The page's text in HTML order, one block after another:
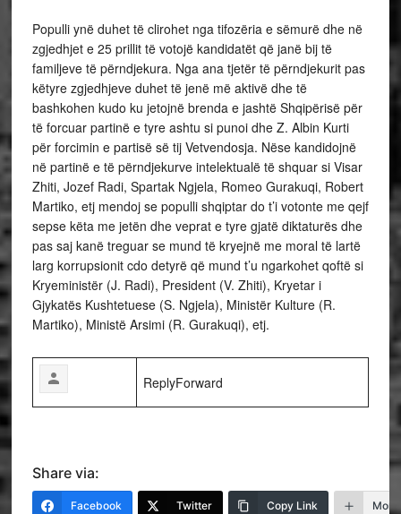
Populli ynë duhet të clirohet nga tifozëria e sëmurë dhe në
zgjedhjet e 25 prillit të votojë kandidatët që janë bij të
familjeve të përndjekura. Nga ana tjetër të përndjekurit pas
këtyre zgjedhjeve duhet të jenë më aktivë dhe të
bashkohen kudo ku jetojnë brenda e jashtë Shqipërisë për
të forcuar partinë e tyre ashtu si punoi dhe Z. Albin Kurti
për forcimin e partisë së tij Vetvendosja. Nëse kandidojnë
në partinë e të përndjekurve intelektualë të shquar si Visar
Zhiti, Jozef Radi, Spartak Ngjela, Romeo Gurakuqi, Robert
Martiko, etj mendoj se populli shqiptar do t’i votonte me qejf
sepse këta me jetën dhe veprat e tyre gjatë diktaturës dhe
pas saj kanë treguar se mund të kryejnë me moral të lartë
larg korrupsionit cdo detyrë që mund t’u ngarkohet qoftë si
Kryeministër (J. Radi), President (V. Zhiti), Kryetar i
Gjykatës Kushtetuese (S. Ngjela), Ministër Kulture (R.
Martiko), Ministë Arsimi (R. Gurakuqi), etj.
ReplyForward
Share via:
Facebook Twitter Copy Link More